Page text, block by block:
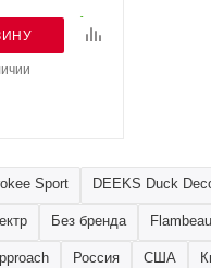
Sport DEEKS Duck
Без бренда Flambeau
Россия США